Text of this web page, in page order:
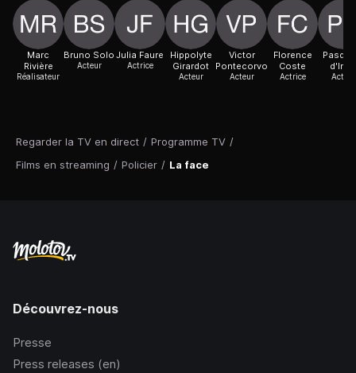
Regarder la TV en direct / Programme TV /
Films en streaming / Policier / La face
Marc
Rivière
Réalisateur
Bruno Solo
Acteur
Julia Faure
Actrice
Hippolyte
Girardot
Acteur
Victor
Pontecorvo
Acteur
Florence
Coste
Actrice
d'Inca
Acteur
Découvrez-nous
Presse
Press releases (en)